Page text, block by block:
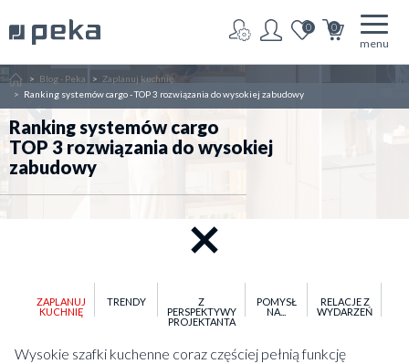
0 0
menu
HomeBlog - Peka
Zaplanuj kuchnię
Ranking systemów cargo - TOP 3 rozwiązania do wysokiej zabudowy
Ranking systemów cargo
TOP 3 rozwiązania do wysokiej
zabudowy
ZAPLANUJ
KUCHNIĘ
TRENDY
Z
PERSPEKTYWY
PROJEKTANTA
POMYSŁ
NA...
RELACJE Z
WYDARZEŃ
Wysokie szafki kuchenne coraz częściej pełnią funkcję